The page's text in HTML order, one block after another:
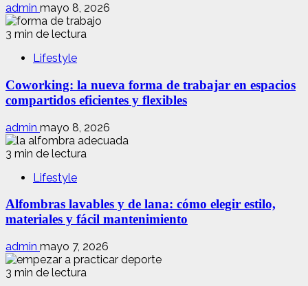
admin mayo 8, 2026
3 min de lectura
Lifestyle
Coworking: la nueva forma de trabajar en espacios
compartidos eficientes y flexibles
admin mayo 8, 2026
3 min de lectura
Lifestyle
Alfombras lavables y de lana: cómo elegir estilo,
materiales y fácil mantenimiento
admin mayo 7, 2026
3 min de lectura